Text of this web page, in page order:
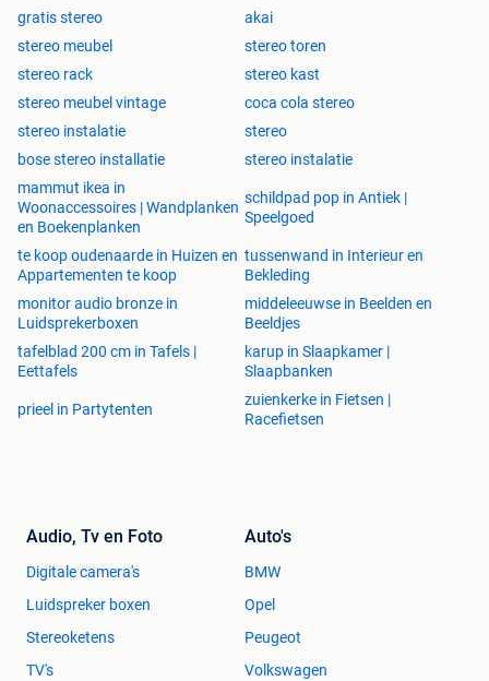
gratis stereo
akai
stereo meubel
stereo toren
stereo rack
stereo kast
stereo meubel vintage
coca cola stereo
stereo instalatie
stereo
bose stereo installatie
stereo instalatie
mammut ikea in
Woonaccessoires | Wandplanken
en Boekenplanken
schildpad pop in Antiek |
Speelgoed
te koop oudenaarde in Huizen en
Appartementen te koop
tussenwand in Interieur en
Bekleding
monitor audio bronze in
Luidsprekerboxen
middeleeuwse in Beelden en
Beeldjes
tafelblad 200 cm in Tafels |
Eettafels
karup in Slaapkamer |
Slaapbanken
prieel in Partytenten
zuienkerke in Fietsen |
Racefietsen
Audio, Tv en Foto
Digitale camera's
Luidspreker boxen
Stereoketens
TV's
Auto's
BMW
Opel
Peugeot
Volkswagen